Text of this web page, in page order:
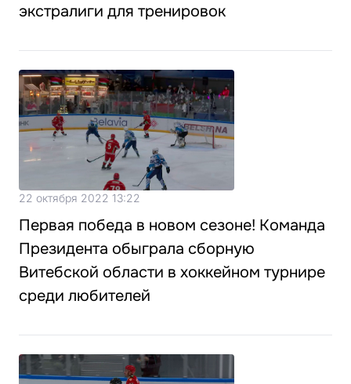
экстралиги для тренировок
22 октября 2022 13:22
Первая победа в новом сезоне! Команда
Президента обыграла сборную
Витебской области в хоккейном турнире
среди любителей